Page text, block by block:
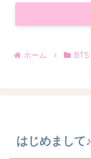
ホーム BTS
はじめまして♪